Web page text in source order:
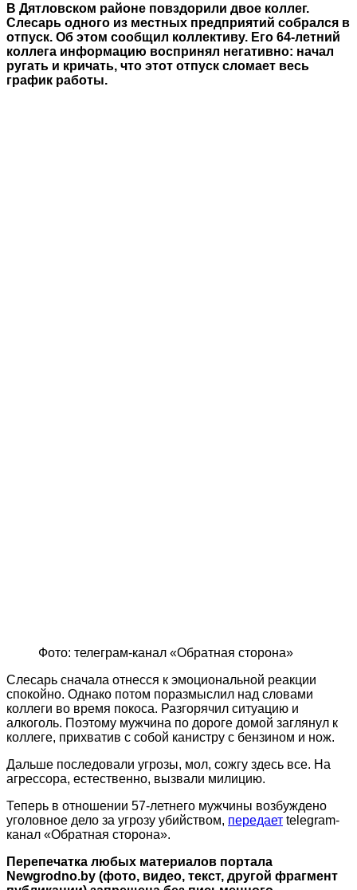
В Дятловском районе повздорили двое коллег.
Слесарь одного из местных предприятий собрался в
отпуск. Об этом сообщил коллективу. Его 64-летний
коллега информацию воспринял негативно: начал
ругать и кричать, что этот отпуск сломает весь
график работы.
Фото: телеграм-канал «Обратная сторона»
Слесарь сначала отнесся к эмоциональной реакции
спокойно. Однако потом поразмыслил над словами
коллеги во время покоса. Разгорячил ситуацию и
алкоголь. Поэтому мужчина по дороге домой заглянул к
коллеге, прихватив с собой канистру с бензином и нож.
Дальше последовали угрозы, мол, сожгу здесь все. На
агрессора, естественно, вызвали милицию.
Теперь в отношении 57-летнего мужчины возбуждено
уголовное дело за угрозу убийством, передает telegram-
канал «Обратная сторона».
Перепечатка любых материалов портала
Newgrodno.by (фото, видео, текст, другой фрагмент